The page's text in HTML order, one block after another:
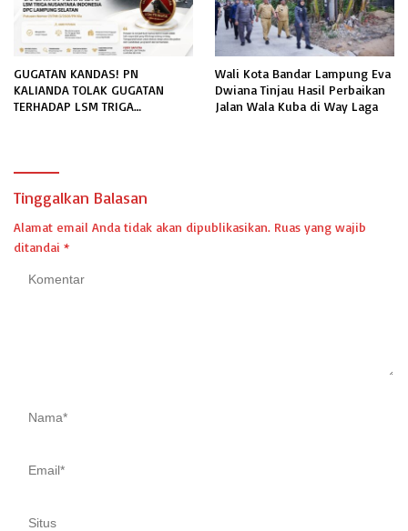
GUGATAN KANDAS! PN
KALIANDA TOLAK GUGATAN
TERHADAP LSM TRIGA
Wali Kota Bandar Lampung Eva
Dwiana Tinjau Hasil Perbaikan
Jalan Wala Kuba di Way Laga
Tinggalkan Balasan
Alamat email Anda tidak akan dipublikasikan. Ruas yang wajib
ditandai *